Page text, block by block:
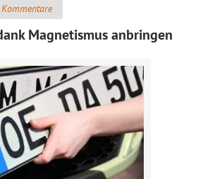
Kommentare
Magnetismus anbringen